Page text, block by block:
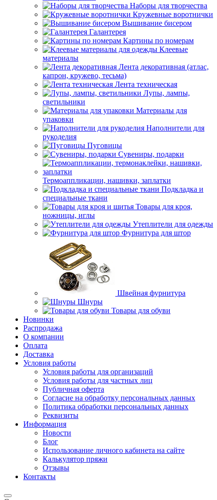
Наборы для творчества
Кружевные воротнички
Вышивание бисером
Галантерея
Картины по номерам
Клеевые
материалы
Лента декоративная (атлас,
капрон, кружево, тесьма)
Лента техническая
Лупы, лампы,
светильники
Материалы для
упаковки
Наполнители для
рукоделия
Пуговицы
Сувениры, подарки
Термоаппликации, нашивки, заплатки
Подкладка и
специальные ткани
Товары для кроя,
ножницы, иглы
Утеплители для одежды
Фурнитура для штор
Швейная фурнитура
Шнуры
Товары для обуви
Новинки
Распродажа
О компании
Оплата
Доставка
Условия работы
Условия работы для организаций
Условия работы для частных лиц
Публичная оферта
Согласие на обработку персональных данных
Политика обработки персональных данных
Реквизиты
Информация
Новости
Блог
Использование личного кабинета на сайте
Калькулятор пряжи
Отзывы
Контакты